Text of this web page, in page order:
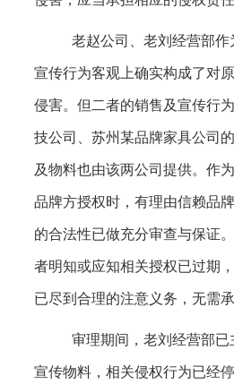
老赵公司、老刘经营部作
宣传行为客观上确实构成了对
侵害。但二者的销售及宣传行
技公司、苏州某品牌家具公司
及物料也由该两公司提供。作
品牌方授权时，有理由信赖品
的合法性已做充分审查与保证
者明知或应知相关授权已过期
已尽到合理的注意义务，无需
审理期间，老刘经营部已
宣传物料，相关侵权行为已经